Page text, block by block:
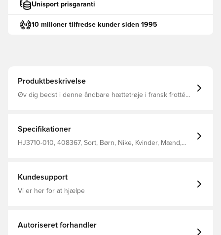
Unisport prisgaranti
10 milioner tilfredse kunder siden 1995
Produktbeskrivelse
Øv dig bedst i denne åndbare hættetrøje i fransk frotté
små løkker på indersiden, dette bløde stof er en alsidig
mulighed, du kan bære hele året Ribbede manchetter og
nederkant hjælper med at holde hættetrøjen på plads,
Specifikationer
HJ3710-010, 408367, Sort, Børn, Nike, Kvinder, Mænd,
Kundesupport
Vi er her for at hjælpe
Autoriseret forhandler